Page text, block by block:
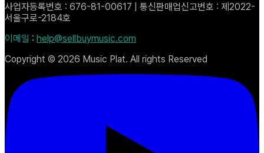
사업자등록번호 : 676-81-00617 | 통신판매업신고번호 : 제2022-
서울구로-2184호
이메일 : help@sellbuymusic.com
Copyright © 2026 Music Plat. All rights Reserved